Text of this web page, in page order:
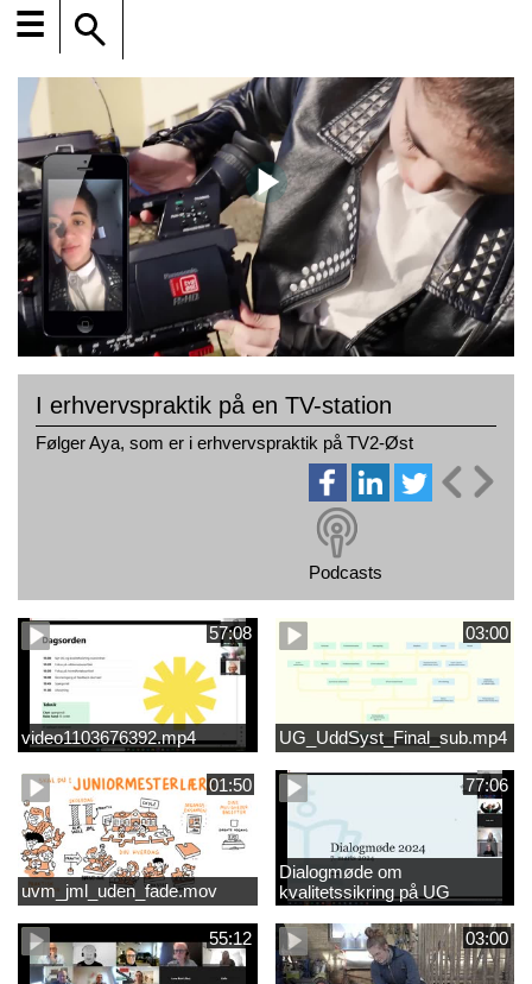
☰
I erhvervspraktik på en TV-station
Følger Aya, som er i erhvervspraktik på TV2-Øst
Podcasts
57:08
video1103676392.mp4
03:00
UG_UddSyst_Final_sub.mp4
01:50
uvm_jml_uden_fade.mov
77:06
Dialogmøde om
kvalitetssikring på UG
55:12 03:00